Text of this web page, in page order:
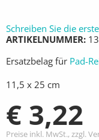
Schreiben Sie die
ARTIKELNUMMER
Ersatzbelag für Pad-
11,5 x 25 cm
€ 3,22
Preise inkl. MwSt., zzgl.